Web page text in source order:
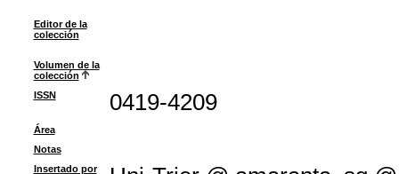
Editor de la
colección
Volumen de la
colección
ISSN
0419-4209
Área
Notas
Insertado por